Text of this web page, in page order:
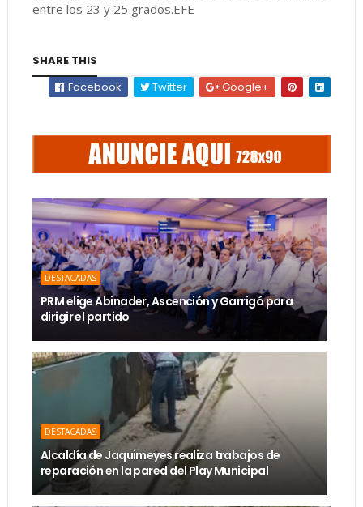
entre los 23 y 25 grados.EFE
SHARE THIS
Facebook
Twitter Google+
DESTACADAS
PRM elige Abinader, Ascención y Garrigó para
dirigir el partido
DESTACADAS
Alcaldía de Jaquimeyes realiza trabajos de
reparación en la pared del Play Municipal